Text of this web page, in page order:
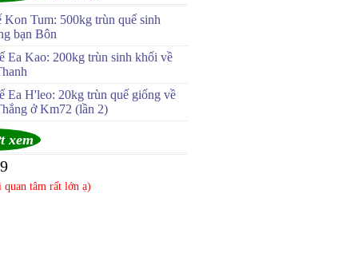
Kon Tum: 500kg trùn quế sinh
bạn Bôn
Ea Kao: 200kg trùn sinh khối về
Ea H'leo: 20kg trùn quế giống về
ở Km72 (lần 2)
xem
quan tâm rất lớn ạ)